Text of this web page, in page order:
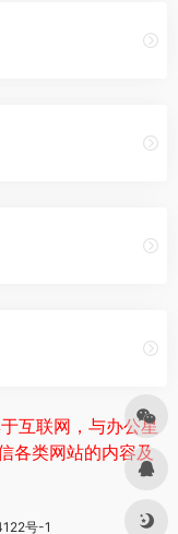
互联网，与办公星
各类网站的内容及
号-1